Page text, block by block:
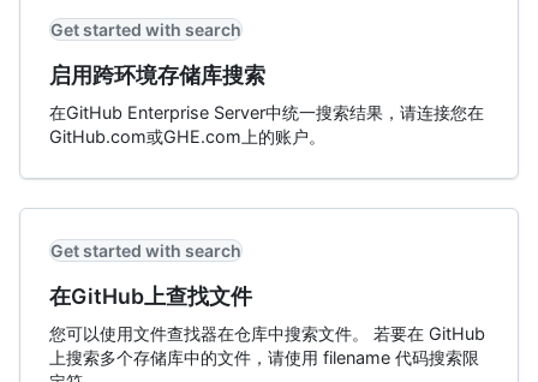
Get started with search
启用跨环境存储库搜索
在GitHub Enterprise Server中统一搜索结果，请连接您在
GitHub.com或GHE.com上的账户。
Get started with search
在GitHub上查找文件
您可以使用文件查找器在仓库中搜索文件。 若要在 GitHub
上搜索多个存储库中的文件，请使用 filename 代码搜索限